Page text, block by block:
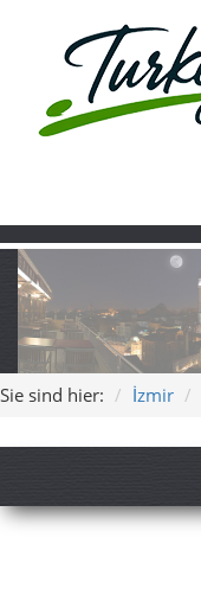
Sie sind hier: İzmir